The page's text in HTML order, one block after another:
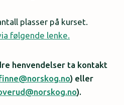
plasser på kurset.
følgende lenke.
henvendelser ta kontakt
) eller
).